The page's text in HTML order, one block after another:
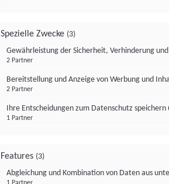
Spezielle Zwecke (3)
Gewährleistung der Sicherheit, Verhinderung
2 Partner
Bereitstellung und Anzeige von Werbung und
2 Partner
Ihre Entscheidungen zum Datenschutz
1 Partner
Features (3)
Abgleichung und Kombination von Daten aus
1 Partner